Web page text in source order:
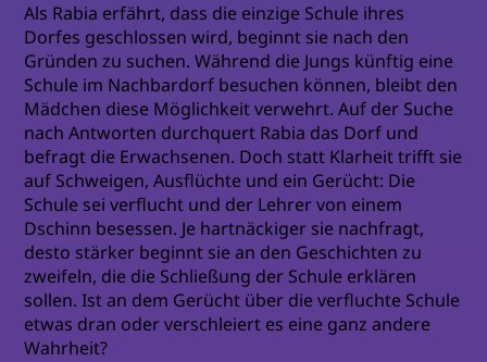
Als Rabia erfährt, dass die einzige Schule ihres
Dorfes geschlossen wird, beginnt sie nach den
Gründen zu suchen. Während die Jungs künftig eine
Schule im Nachbardorf besuchen können, bleibt den
Mädchen diese Möglichkeit verwehrt. Auf der Suche
nach Antworten durchquert Rabia das Dorf und
befragt die Erwachsenen. Doch statt Klarheit trifft sie
auf Schweigen, Ausflüchte und ein Gerücht: Die
Schule sei verflucht und der Lehrer von einem
Dschinn besessen. Je hartnäckiger sie nachfragt,
desto stärker beginnt sie an den Geschichten zu
zweifeln, die die Schließung der Schule erklären
sollen. Ist an dem Gerücht über die verfluchte Schule
etwas dran oder verschleiert es eine ganz andere
Wahrheit?